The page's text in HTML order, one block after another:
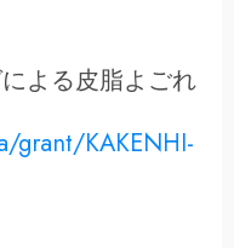
よる皮脂よごれ
grant/KAKENHI-